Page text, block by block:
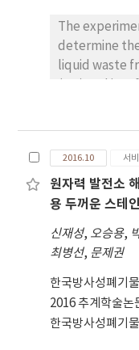
reported as
The
determine
liquid waste
dry matter
2016.10 서
원자력 발전소
용 두꺼운 스테
신재성, 오승용,
최병선, 문제권
한국방사성폐기
2016 추계학술논
한국방사성폐기